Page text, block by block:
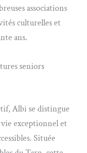
associations
culturelles et
ans.
seniors
Albi se distingue
exceptionnel et
Située